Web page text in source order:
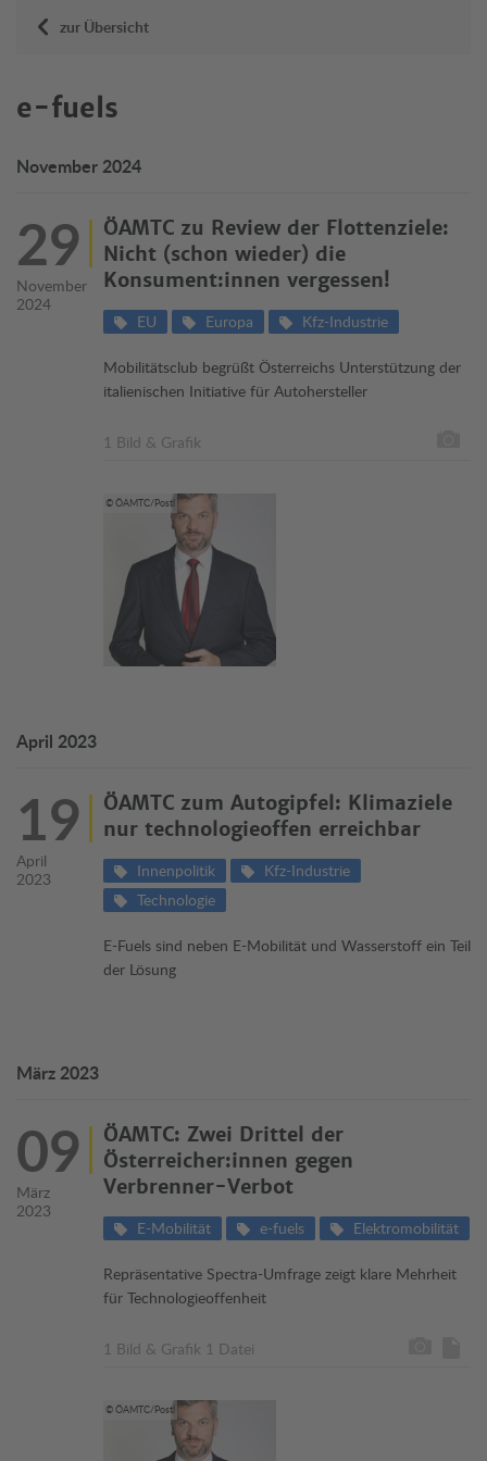
zur Übersicht
e-fuels
November 2024
29
November
2024
ÖAMTC zu Review der Flottenziele:
Nicht (schon wieder) die
Konsument:innen vergessen!
EU Europa Kfz-Industrie
Mobilitätsclub begrüßt Österreichs Unterstützung der
italienischen Initiative für Autohersteller
1 Bild & Grafik
© ÖAMTC/Postl
April 2023
19
April
2023
ÖAMTC zum Autogipfel: Klimaziele
nur technologieoffen erreichbar
Innenpolitik
Kfz-Industrie
Technologie
E-Fuels sind neben E-Mobilität und Wasserstoff ein Teil
der Lösung
März 2023
09
März
2023
ÖAMTC: Zwei Drittel der
Österreicher:innen gegen
Verbrenner-Verbot
E-Mobilität e-fuels Elektromobilität
Repräsentative Spectra-Umfrage zeigt klare Mehrheit
für Technologieoffenheit
1 Bild & Grafik 1 Datei
© ÖAMTC/Postl